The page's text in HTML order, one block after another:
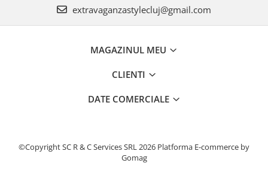
extravaganzastylecluj@gmail.com
MAGAZINUL MEU
CLIENTI
DATE COMERCIALE
©Copyright SC R & C Services SRL 2026 Platforma E-commerce by
Gomag